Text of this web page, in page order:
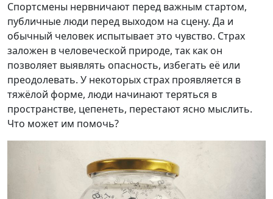
Спортсмены нервничают перед важным стартом,
публичные люди перед выходом на сцену. Да и
обычный человек испытывает это чувство. Страх
заложен в человеческой природе, так как он
позволяет выявлять опасность, избегать её или
преодолевать. У некоторых страх проявляется в
тяжёлой форме, люди начинают теряться в
пространстве, цепенеть, перестают ясно мыслить.
Что может им помочь?